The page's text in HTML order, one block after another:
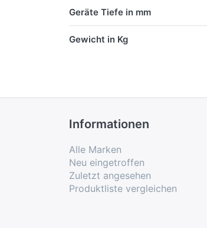
Geräte Tiefe in mm
Gewicht in Kg
Informationen
Alle Marken
Neu eingetroffen
Zuletzt angesehen
Produktliste vergleichen